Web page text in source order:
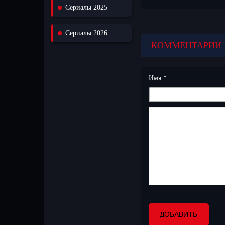
Сериалы 2025
Сериалы 2026
КОММЕНТАРИИ
Имя:*
ДОБАВИТЬ